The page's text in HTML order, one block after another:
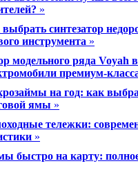
»
синтезатор
инструмента »
модельного ряда Voyah
премиум-
на год: как
ямы »
тележки:
»
быстро на карту: